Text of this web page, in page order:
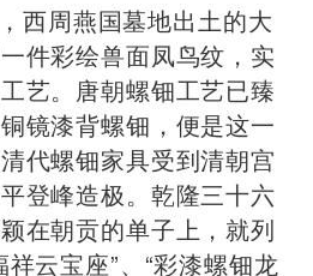
西周燕国墓地出土的大
件彩绘兽面凤鸟纹，实
艺。唐朝螺钿工艺已臻
镜漆背螺钿，便是这一
代螺钿家具受到清朝宫
登峰造极。乾隆三十六
在朝贡的单子上，就列
云宝座”、“彩漆螺钿龙